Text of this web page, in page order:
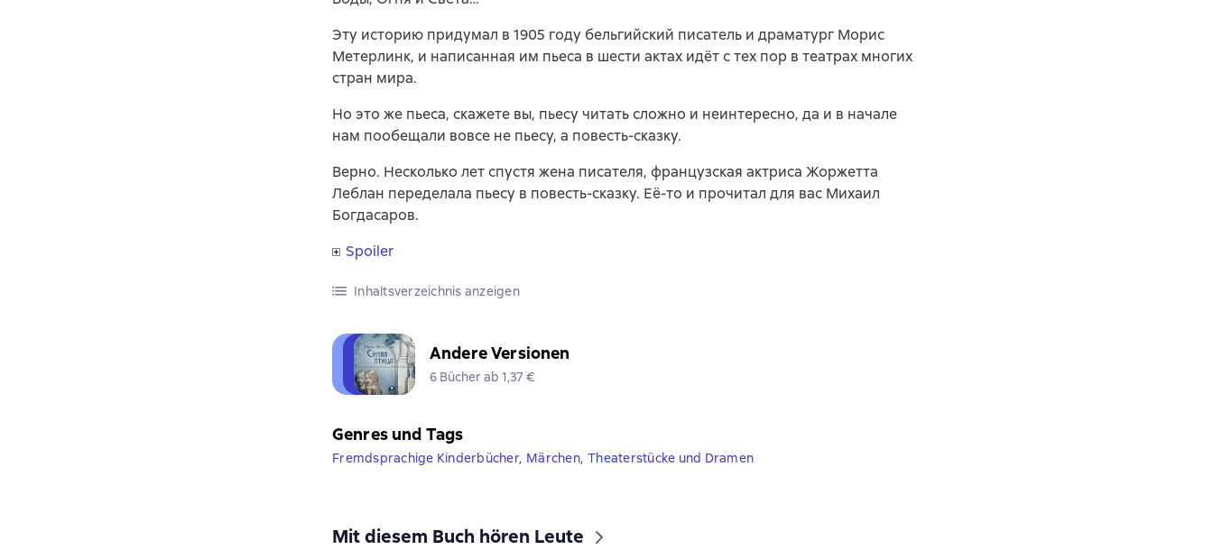
Эту историю придумал в 1905 году бельгийский писатель и драматург Морис
Метерлинк, и написанная им пьеса в шести актах идёт с тех пор в театрах многих
стран мира.
Но это же пьеса, скажете вы, пьесу читать сложно и неинтересно, да и в начале
нам пообещали вовсе не пьесу, а повесть-сказку.
Верно. Несколько лет спустя жена писателя, французская актриса Жоржетта
Леблан переделала пьесу в повесть-сказку. Её-то и прочитал для вас Михаил
Богдасаров.
Spoiler
Inhaltsverzeichnis anzeigen
Andere Versionen
6 Bücher ab 1,37 €
Genres und Tags
Fremdsprachige Kinderbücher, Märchen, Theaterstücke und Dramen
Mit diesem Buch hören Leute